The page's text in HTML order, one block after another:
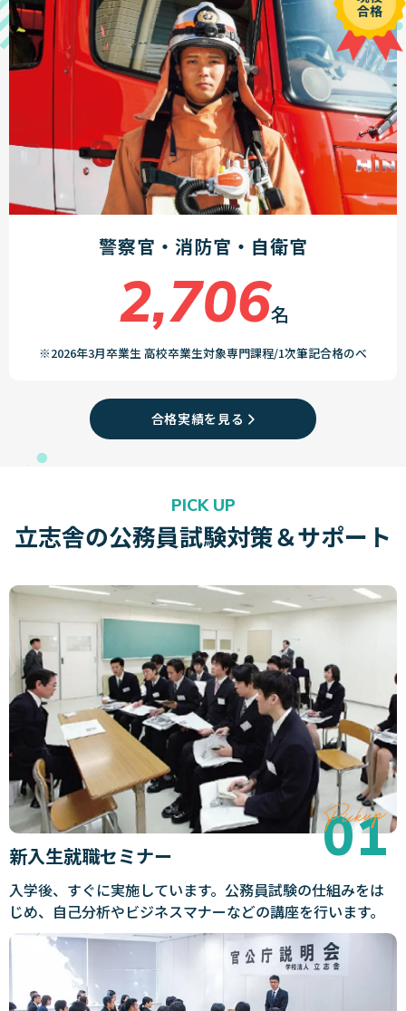
警察官・消防官・自衛官
2,706名
※2026年3月卒業生 高校卒業生対象専門課程/1次筆記合格のべ
合格実績を見る
立志舎の公務員試験対策＆サポート
PICK UP
新入生就職セミナー
入学後、すぐに実施しています。公務員試験の仕組みをは
じめ、自己分析やビジネスマナーなどの講座を行います。